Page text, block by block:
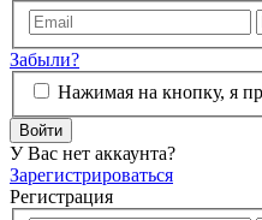
Забыли?
Нажимая на кнопку, я
Войти
У Вас нет аккаунта?
Зарегистрироваться
Регистрация